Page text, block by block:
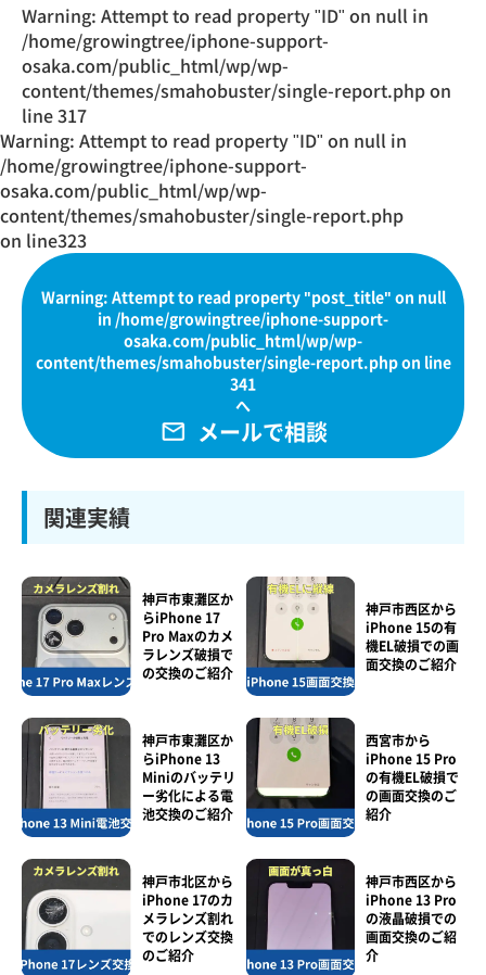
Warning: Attempt to read property "ID" on null in
/home/growingtree/iphone-support-
osaka.com/public_html/wp/wp-
content/themes/smahobuster/single-report.phpon
line317
Warning: Attempt to read property "ID" on null in
/home/growingtree/iphone-support-
osaka.com/public_html/wp/wp-
content/themes/smahobuster/single-report.php
on line323
Warning: Attempt to read property "post_title" on null
in /home/growingtree/iphone-support-
osaka.com/public_html/wp/wp-
content/themes/smahobuster/single-report.phpon line
341
へ
メールで相談
関連実績
神戸市東灘区か
らiPhone 17
Pro Maxのカメ
ラレンズ破損で
の交換のご紹介
神戸市西区から
iPhone 15の有
機EL破損での画
面交換のご紹介
神戸市東灘区か
らiPhone 13
Miniのバッテリ
ー劣化による電
池交換のご紹介
西宮市から
iPhone 15 Pro
の有機EL破損で
の画面交換のご
紹介
神戸市北区から
iPhone 17のカ
メラレンズ割れ
でのレンズ交換
のご紹介
神戸市西区から
iPhone 13 Pro
の液晶破損での
画面交換のご紹
介